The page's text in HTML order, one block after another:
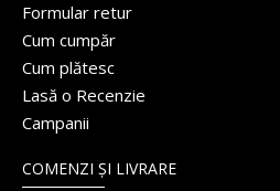
Formular retur
Cum cumpăr
Cum plătesc
Lasă o Recenzie
Campanii
COMENZI ȘI LIVRARE